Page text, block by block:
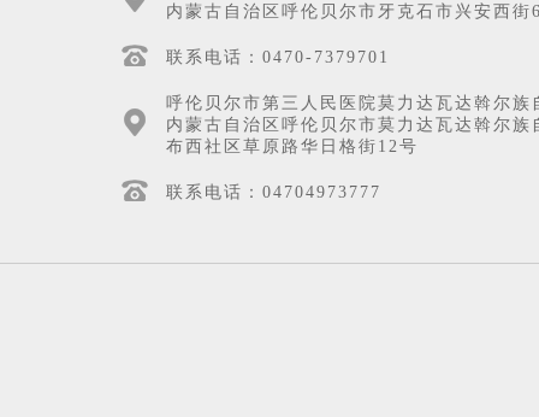
内蒙古自治区呼伦贝尔市牙克石市兴安西街
联系电话：0470-7379701
呼伦贝尔市第三人民医院莫力达瓦达斡尔
内蒙古自治区呼伦贝尔市莫力达瓦达斡尔族
布西社区草原路华日格街12号
联系电话：04704973777